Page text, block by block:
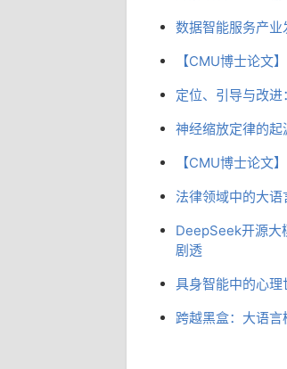
数据智能服务产业
【CMU博士论文
定位、引导与改
神经缩放定律的
【CMU博士论文
法律领域中的大
DeepSeek开源大
剧透
具身智能中的心
跨越黑盒：大语